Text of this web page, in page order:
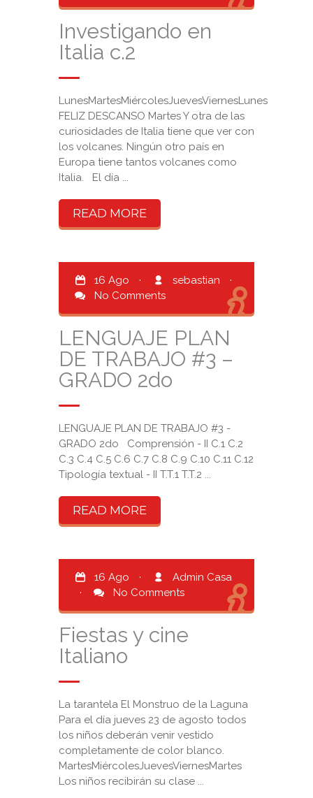
Investigando en
Italia c.2
LunesMartesMiércolesJuevesViernesLunes
FELIZ DESCANSO Martes Y otra de las
curiosidades de Italia tiene que ver con
los volcanes. Ningún otro país en
Europa tiene tantos volcanes como
Italia. El día ...
READ MORE
16 Ago · sebastian
·
No Comments
LENGUAJE PLAN
DE TRABAJO #3 –
GRADO 2do
LENGUAJE PLAN DE TRABAJO #3 -
GRADO 2do Comprensión - II C.1 C.2
C.3 C.4 C.5 C.6 C.7 C.8 C.9 C.10 C.11 C.12
Tipología textual - II T.T.1 T.T.2 ...
READ MORE
16 Ago ·
Admin Casa
·
No Comments
Fiestas y cine
Italiano
La tarantela El Monstruo de la Laguna
Para el día jueves 23 de agosto todos
los niños deberán venir vestido
completamente de color blanco.
MartesMiércolesJuevesViernesMartes
Los niños recibirán su clase ...